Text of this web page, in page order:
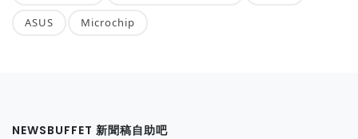
ASUS Microchip
NEWSBUFFET 新聞稿自助吧